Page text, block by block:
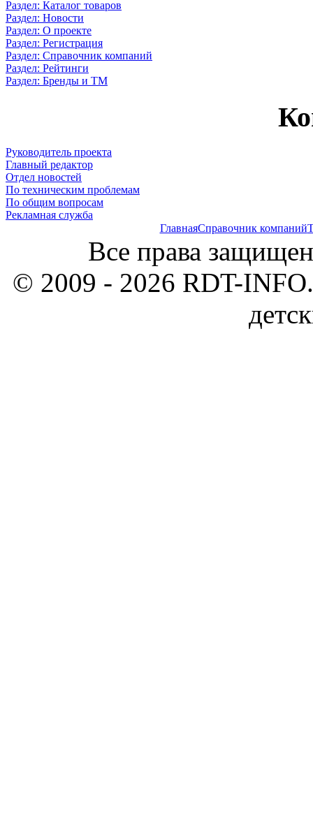
Раздел: Каталог товаров
Раздел: Новости
Раздел: О проекте
Раздел: Регистрация
Раздел: Справочник компаний
Раздел: Рейтинги
Раздел: Бренды и ТМ
Руководитель проекта
Главный редактор
Отдел новостей
По техническим проблемам
По общим вопросам
Рекламная служба
ГлавнаяСправочник компаний
Все права
© 2009 - 2026 RDT-